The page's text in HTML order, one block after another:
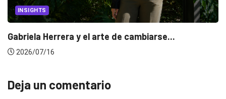
el jurado de Cannes...
¿Cambiar de
2026/07/22
Deja un comentario